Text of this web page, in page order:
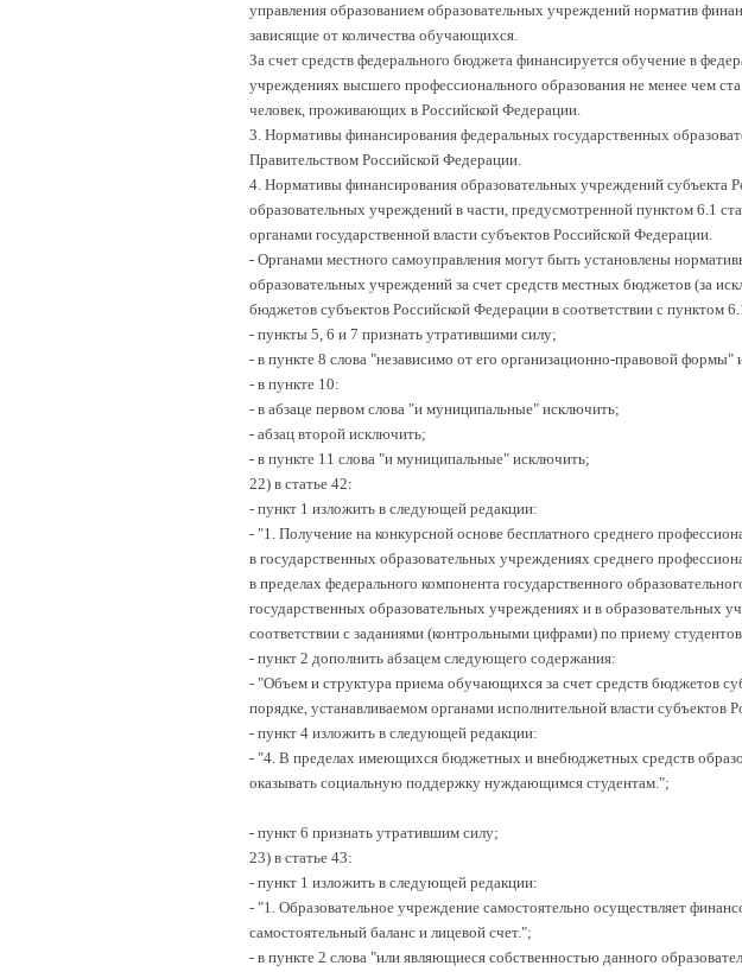
управления образованием образовательных учреждений норматив
зависящие от количества обучающихся.
За счет средств федерального бюджета финансируется обучение в
учреждениях высшего профессионального образования не менее чем
человек, проживающих в Российской Федерации.
3. Нормативы финансирования федеральных государственных
Правительством Российской Федерации.
4. Нормативы финансирования образовательных учреждений субъекта
образовательных учреждений в части, предусмотренной пунктом 6.1
органами государственной власти субъектов Российской Федерации.
- Органами местного самоуправления могут быть установлены
образовательных учреждений за счет средств местных бюджетов (за
бюджетов субъектов Российской Федерации в соответствии с пунктом
- пункты 5, 6 и 7 признать утратившими силу;
- в пункте 8 слова "независимо от его организационно-правовой
- в пункте 10:
- в абзаце первом слова "и муниципальные" исключить;
- абзац второй исключить;
- в пункте 11 слова "и муниципальные" исключить;
22) в статье 42:
- пункт 1 изложить в следующей редакции:
- "1. Получение на конкурсной основе бесплатного среднего
в государственных образовательных учреждениях среднего
в пределах федерального компонента государственного
государственных образовательных учреждениях и в образовательных
соответствии с заданиями (контрольными цифрами) по приему
- пункт 2 дополнить абзацем следующего содержания:
- "Объем и структура приема обучающихся за счет средств бюджетов
порядке, устанавливаемом органами исполнительной власти субъектов
- пункт 4 изложить в следующей редакции:
- "4. В пределах имеющихся бюджетных и внебюджетных средств
оказывать социальную поддержку нуждающимся студентам.";
- пункт 6 признать утратившим силу;
23) в статье 43:
- пункт 1 изложить в следующей редакции:
- "1. Образовательное учреждение самостоятельно осуществляет
самостоятельный баланс и лицевой счет.";
- в пункте 2 слова "или являющиеся собственностью данного